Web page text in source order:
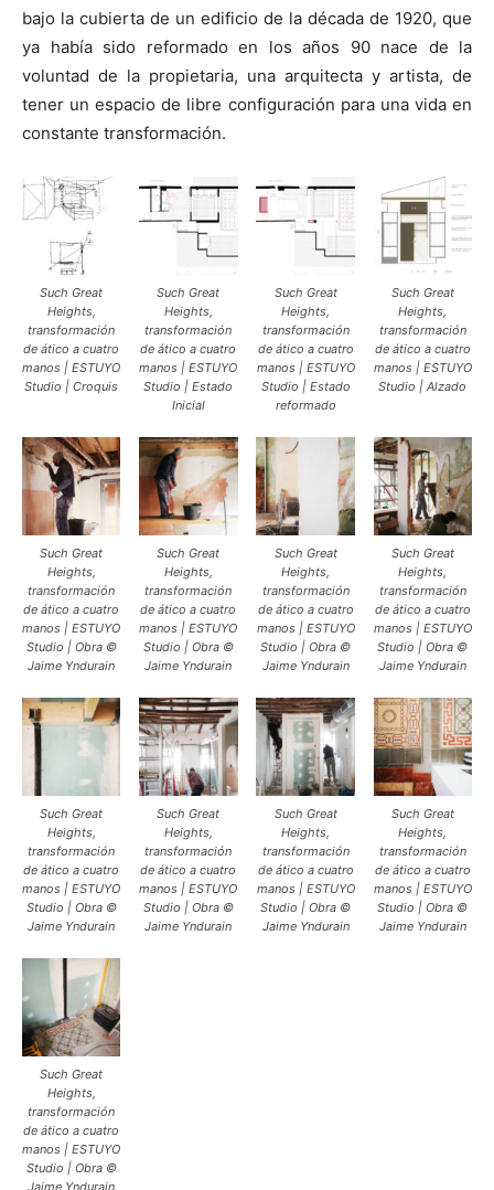
bajo la cubierta de un edificio de la década de 1920, que
ya había sido reformado en los años 90 nace de la
voluntad de la propietaria, una arquitecta y artista, de
tener un espacio de libre configuración para una vida en
constante transformación.
Such Great
Heights,
transformación
de ático a cuatro
manos | ESTUYO
Studio | Croquis
Such Great
Heights,
transformación
de ático a cuatro
manos | ESTUYO
Studio | Estado
Inicial
Such Great
Heights,
transformación
de ático a cuatro
manos | ESTUYO
Studio | Estado
reformado
Such Great
Heights,
transformación
de ático a cuatro
manos | ESTUYO
Studio | Alzado
Such Great
Heights,
transformación
de ático a cuatro
manos | ESTUYO
Studio | Obra ©
Jaime Yndurain
Such Great
Heights,
transformación
de ático a cuatro
manos | ESTUYO
Studio | Obra ©
Jaime Yndurain
Such Great
Heights,
transformación
de ático a cuatro
manos | ESTUYO
Studio | Obra ©
Jaime Yndurain
Such Great
Heights,
transformación
de ático a cuatro
manos | ESTUYO
Studio | Obra ©
Jaime Yndurain
Such Great
Heights,
transformación
de ático a cuatro
manos | ESTUYO
Studio | Obra ©
Jaime Yndurain
Such Great
Heights,
transformación
de ático a cuatro
manos | ESTUYO
Studio | Obra ©
Jaime Yndurain
Such Great
Heights,
transformación
de ático a cuatro
manos | ESTUYO
Studio | Obra ©
Jaime Yndurain
Such Great
Heights,
transformación
de ático a cuatro
manos | ESTUYO
Studio | Obra ©
Jaime Yndurain
Such Great
Heights,
transformación
de ático a cuatro
manos | ESTUYO
Studio | Obra ©
Jaime Yndurain